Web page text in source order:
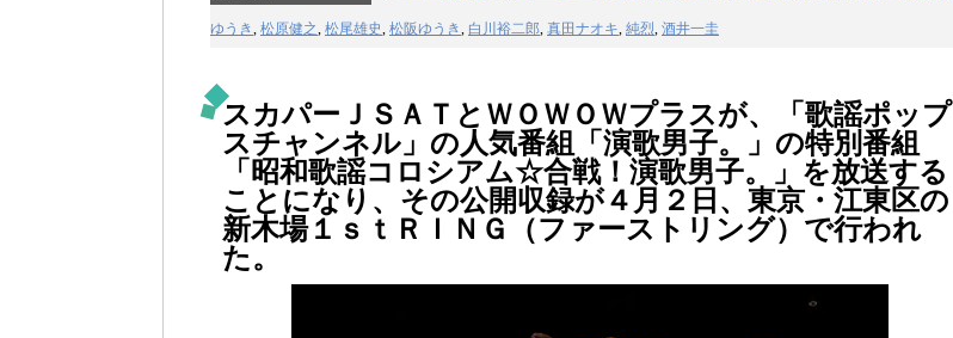
ゆうき, 松原健之, 松尾雄史, 松阪ゆうき, 白川裕二郎, 真田ナオキ, 純烈, 酒井一圭
スカパーＪＳＡＴとＷＯＷＯＷプラスが、「歌謡ポップ
スチャンネル」の人気番組「演歌男子。」の特別番組
「昭和歌謡コロシアム☆合戦！演歌男子。」を放送する
ことになり、その公開収録が４月２日、東京・江東区の
新木場１ｓｔＲＩＮＧ（ファーストリング）で行われ
た。